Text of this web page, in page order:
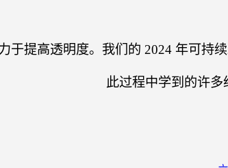
于提高透明度。我们的 2024 年可持
此过程中学到的许